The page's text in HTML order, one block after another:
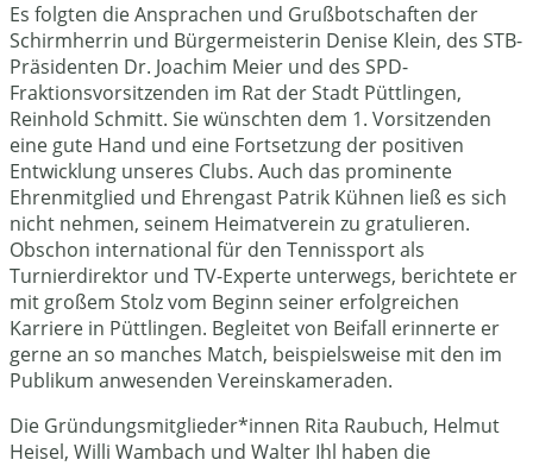
Es folgten die Ansprachen und Grußbotschaften der
Schirmherrin und Bürgermeisterin Denise Klein, des STB-
Präsidenten Dr. Joachim Meier und des SPD-
Fraktionsvorsitzenden im Rat der Stadt Püttlingen,
Reinhold Schmitt. Sie wünschten dem 1. Vorsitzenden
eine gute Hand und eine Fortsetzung der positiven
Entwicklung unseres Clubs. Auch das prominente
Ehrenmitglied und Ehrengast Patrik Kühnen ließ es sich
nicht nehmen, seinem Heimatverein zu gratulieren.
Obschon international für den Tennissport als
Turnierdirektor und TV-Experte unterwegs, berichtete er
mit großem Stolz vom Beginn seiner erfolgreichen
Karriere in Püttlingen. Begleitet von Beifall erinnerte er
gerne an so manches Match, beispielsweise mit den im
Publikum anwesenden Vereinskameraden.
Die Gründungsmitglieder*innen Rita Raubuch, Helmut
Heisel, Willi Wambach und Walter Ihl haben die